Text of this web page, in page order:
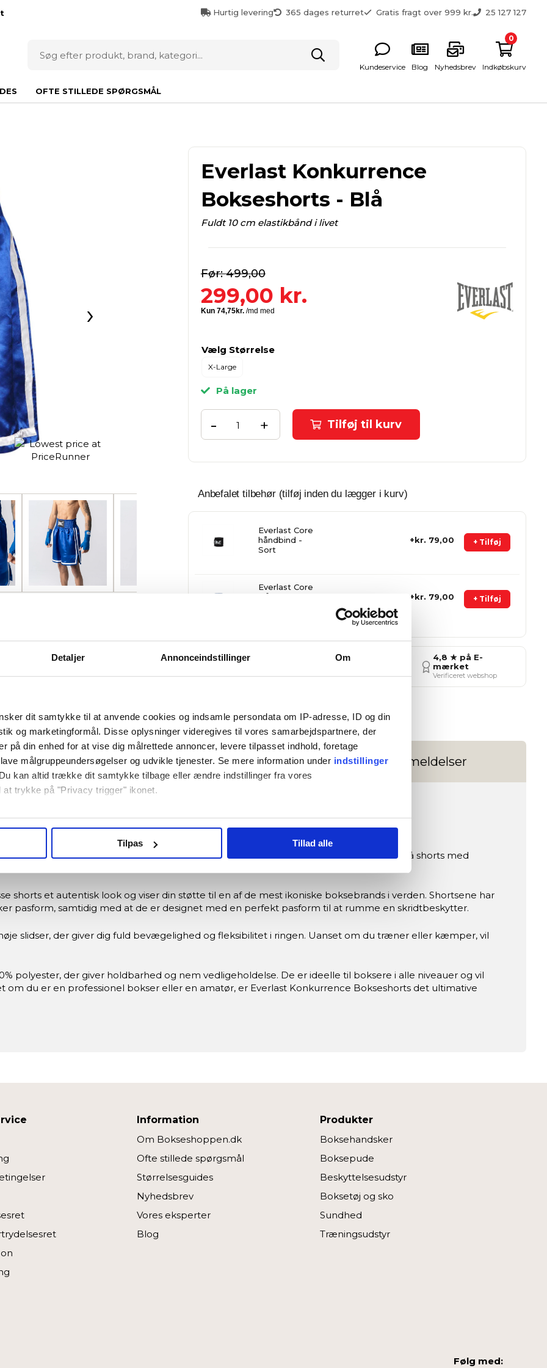
Detaljer Annonceindstillinger Om
dit samtykke til at anvende cookies og indsamle persondata om IP-adresse, ID og din
og marketingformål. Disse oplysninger videregives til vores samarbejdspartnere, der
på din enhed for at vise dig målrettede annoncer, levere tilpasset indhold, foretage
målgruppeundersøgelser og udvikle tjenester. Se mere information under indstillinger
kan altid trække dit samtykke tilbage eller ændre indstillinger fra vores
trykke på "Privacy trigger" ikonet.
gerne:
på en scanning af dens unikke karakteristika (fingerprinting)
bruger cookies for at give dig den bedst mulige oplevelse med fitnessshoppen.dk.
til marketing formål. Klik på “Tillad alle” for at fortsætte som angivet,
hvilke typer cookies du vil acceptere.
Tilpas Tillad alle
Hurtig levering 365 dages returret Gratis fragt over 999 kr. 25 127 127
Kundeservice Blog Nyhedsbrev Indkøbskurv
0
OFTE STILLEDE SPØRGSMÅL
›
Everlast Konkurrence
Bokseshorts - Blå
Fuldt 10 cm elastikbånd i livet
499,00
299,00 kr.
Vælg Størrelse
X-Large
På lager
+
- Tilføj til kurv
Anbefalet tilbehør (tilføj inden du lægger i kurv)
+ Tilføj
Everlast Core
håndbind -
Sort
kr. 79,00
+ Tilføj
Everlast Core
Håndbind -
kr. 79,00
Fri fragt Hurtig levering
4,8 ★ på E-
mærket
Verificeret webshop
Tilføj til Ønskeskyen
Guides/Vejledninger Anmeldelser
- Blå
valg for boksere, der ønsker at kombinere stil med komfort og funktionalitet. Disse blå shorts med
shorts et autentisk look og viser din støtte til en af de mest ikoniske boksebrands i verden. Shortsene har
pasform, samtidig med at de er designet med en perfekt pasform til at rumme en skridtbeskytter.
slidser, der giver dig fuld bevægelighed og fleksibilitet i ringen. Uanset om du træner eller kæmper, vil
polyester, der giver holdbarhed og nem vedligeholdelse. De er ideelle til boksere i alle niveauer og vil
du er en professionel bokser eller en amatør, er Everlast Konkurrence Bokseshorts det ultimative
Information
Om Bokseshoppen.dk
Ofte stillede spørgsmål
Størrelsesguides
Nyhedsbrev
Vores eksperter
Blog
Produkter
Boksehandsker
Boksepude
Beskyttelsesudstyr
Boksetøj og sko
Sundhed
Træningsudstyr
Følg med: